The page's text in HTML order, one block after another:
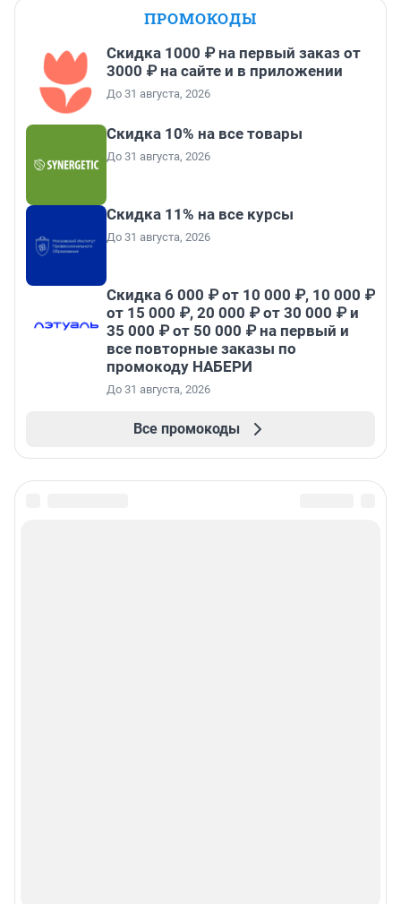
ПРОМОКОДЫ
Скидка 1000 ₽ на первый заказ от
3000 ₽ на сайте и в приложении
До 31 августа, 2026
Скидка 10% на все товары
До 31 августа, 2026
Скидка 11% на все курсы
До 31 августа, 2026
Скидка 6 000 ₽ от 10 000 ₽, 10 000 ₽
от 15 000 ₽, 20 000 ₽ от 30 000 ₽ и
35 000 ₽ от 50 000 ₽ на первый и
все повторные заказы по
промокоду НАБЕРИ
До 31 августа, 2026
Все промокоды